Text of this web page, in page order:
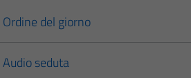
Ordine del giorno
Audio seduta